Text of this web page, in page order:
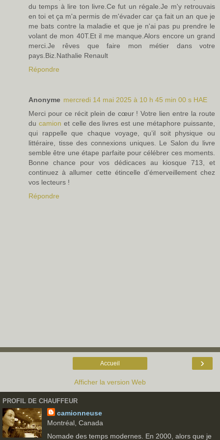
du temps à lire ton livre.Ce fut un régale.Je m'y retrouvais
en toi et ça m'a permis de m'évader car ça fait un an que je
me bats contre la maladie et que je n'ai pas pu prendre le
volant de mon 40T.Et il me manque.Alors encore un grand
merci.Je rêves que faire mon métier dans votre
pays.Biz.Nathalie Renault
Répondre
Anonyme mercredi 14 mai 2025 à 10 h 45 min 00 s HAE
Merci pour ce récit plein de cœur ! Votre lien entre la route
du camion et celle des livres est une métaphore puissante,
qui rappelle que chaque voyage, qu’il soit physique ou
littéraire, tisse des connexions uniques. Le Salon du livre
semble être une étape parfaite pour célébrer ces moments.
Bonne chance pour vos dédicaces au kiosque 713, et
continuez à allumer cette étincelle d’émerveillement chez
vos lecteurs !
Répondre
›
Accueil
Afficher la version Web
PROFIL DE CHAUFFEUR
camionneuse
Montréal, Canada
Nomade des temps modernes. En 2000, alors que je